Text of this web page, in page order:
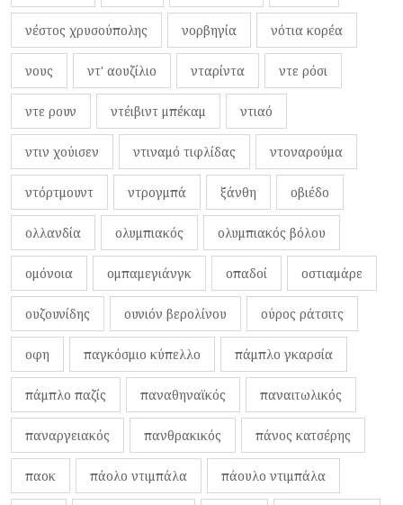
νέστος χρυσούπολης νορβηγία νότια κορέα
νους ντ' αουζίλιο νταρίντα ντε ρόσι
ντε ρουν ντέιβιντ μπέκαμ ντιαό
ντιν χούισεν ντιναμό τιφλίδας ντοναρούμα
ντόρτμουντ ντρογμπά ξάνθη οβιέδο
ολλανδία ολυμπιακός ολυμπιακός βόλου
ομόνοια ομπαμεγιάνγκ οπαδοί οστιαμάρε
ουζουνίδης ουνιόν βερολίνου ούρος ράτσιτς
οφη παγκόσμιο κύπελλο πάμπλο γκαρσία
πάμπλο παζίς παναθηναϊκός παναιτωλικός
παναργειακός πανθρακικός πάνος κατσέρης
παοκ πάολο ντιμπάλα πάουλο ντιμπάλα